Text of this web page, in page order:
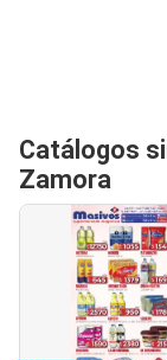
Catálogos
Zamora